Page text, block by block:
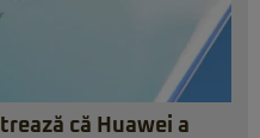
că Huawei a